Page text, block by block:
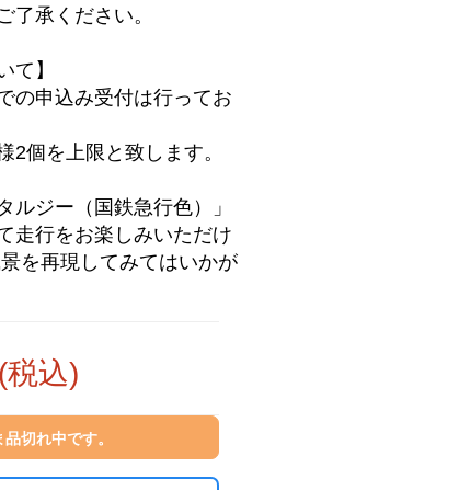
了承ください。
て】
の申込み受付は行ってお
2個を上限と致します。
ルジー（国鉄急行色）」
走行をお楽しみいただけ
を再現してみてはいかが
税込)
切れ中です。